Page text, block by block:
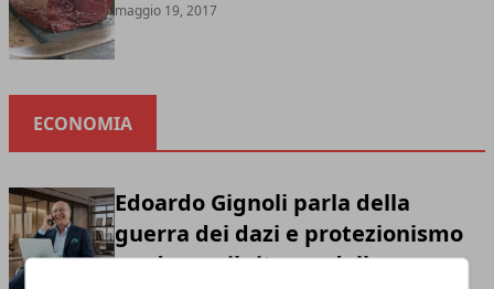
maggio 19, 2017
ECONOMIA
Edoardo Gignoli parla della
guerra dei dazi e protezionismo
moderno: il ritorno della